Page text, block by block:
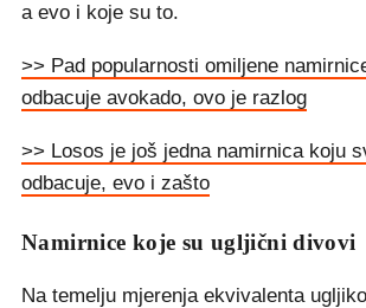
a evo i koje su to.
>> Pad popularnosti omiljene
odbacuje avokado, ovo je razlog
>> Losos je još jedna namirnica koju
odbacuje, evo i zašto
Namirnice koje su ugljični divovi
Na temelju mjerenja ekvivalenta